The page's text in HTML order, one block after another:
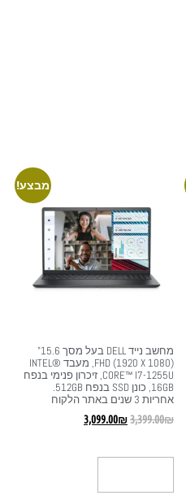
מבצע!
מחשב נייד DELL בעל מסך 15.6"
FHD (1920 X 1080), מעבד INTEL®
CORE™ I7-1255U, זיכרון פנימי בנפח
16GB, כונן SSD בנפח 512GB.
אחריות 3 שנים באתר הלקוח
3,399.00₪
3,099.00₪